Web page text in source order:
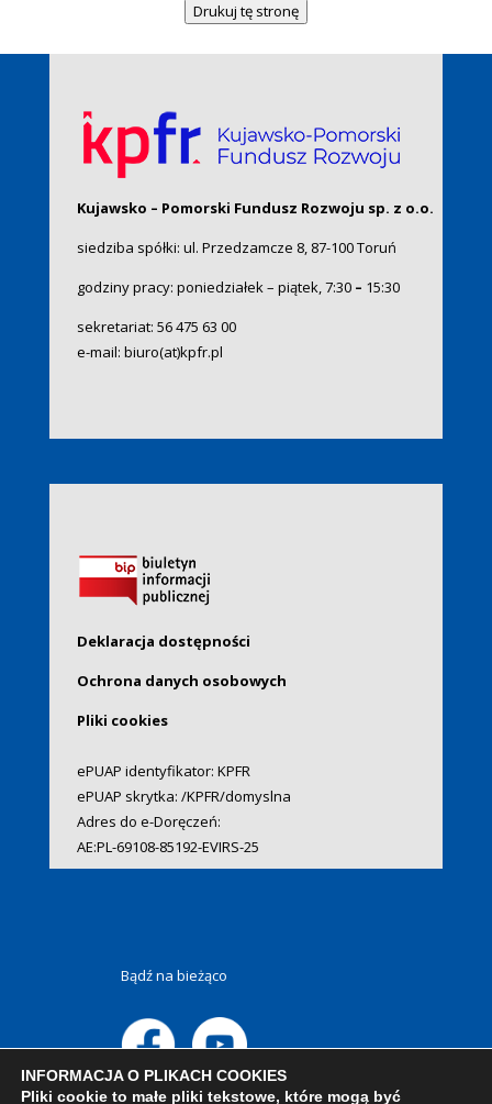
Drukuj tę stronę
Kujawsko – Pomorski Fundusz Rozwoju sp. z o.o.
siedziba spółki: ul. Przedzamcze 8, 87-100 Toruń
godziny pracy: poniedziałek – piątek, 7:30– 15:30
sekretariat: 56 475 63 00
e-mail: biuro(at)kpfr.pl
Deklaracja dostępności
Ochrona danych osobowych
Pliki cookies
ePUAP identyfikator: KPFR
ePUAP skrytka: /KPFR/domyslna
Adres do e-Doręczeń:
AE:PL-69108-85192-EVIRS-25
Bądź na bieżąco
INFORMACJA O PLIKACH COOKIES
Pliki cookie to małe pliki tekstowe, które mogą być